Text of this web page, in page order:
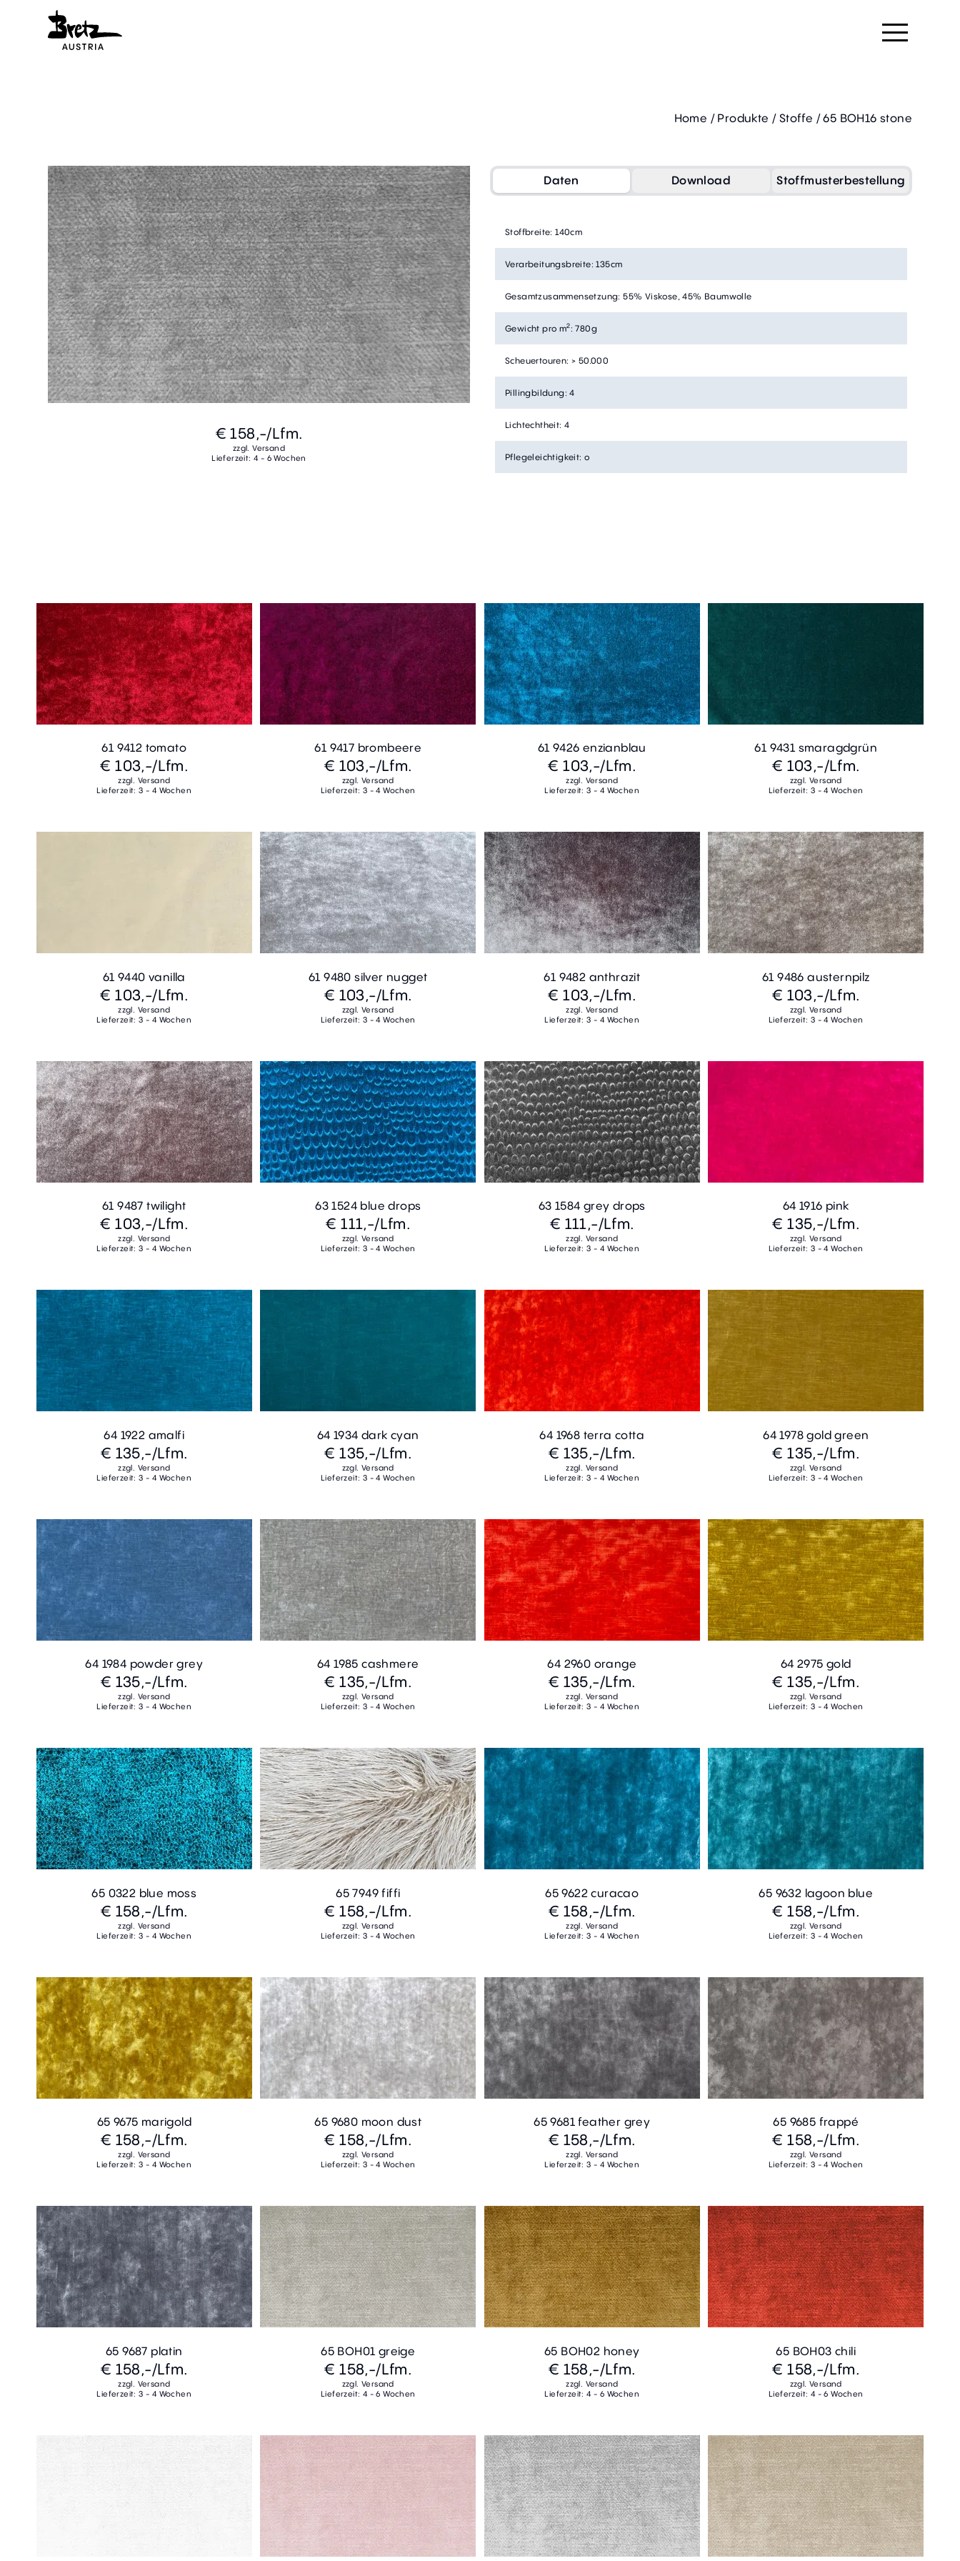
Home / Produkte / Stoffe /65 BOH16 stone
€ 158,-/Lfm.
zzgl. Versand
Lieferzeit: 4 - 6 Wochen
Daten Download Stoffmusterbestellung
Stoffbreite: 140cm
Verarbeitungsbreite: 135cm
Gesamtzusammensetzung: 55% Viskose, 45% Baumwolle
Gewicht pro m2: 780g
Scheuertouren: > 50.000
Pillingbildung: 4
Lichtechtheit: 4
Pflegeleichtigkeit: o
61 9412 tomato
€ 103,-/Lfm.
zzgl. Versand
Lieferzeit: 3 - 4 Wochen
61 9417 brombeere
€ 103,-/Lfm.
zzgl. Versand
Lieferzeit: 3 - 4 Wochen
61 9426 enzianblau
€ 103,-/Lfm.
zzgl. Versand
Lieferzeit: 3 - 4 Wochen
61 9431 smaragdgrün
€ 103,-/Lfm.
zzgl. Versand
Lieferzeit: 3 - 4 Wochen
61 9440 vanilla
€ 103,-/Lfm.
zzgl. Versand
Lieferzeit: 3 - 4 Wochen
61 9480 silver nugget
€ 103,-/Lfm.
zzgl. Versand
Lieferzeit: 3 - 4 Wochen
61 9482 anthrazit
€ 103,-/Lfm.
zzgl. Versand
Lieferzeit: 3 - 4 Wochen
61 9486 austernpilz
€ 103,-/Lfm.
zzgl. Versand
Lieferzeit: 3 - 4 Wochen
61 9487 twilight
€ 103,-/Lfm.
zzgl. Versand
Lieferzeit: 3 - 4 Wochen
63 1524 blue drops
€ 111,-/Lfm.
zzgl. Versand
Lieferzeit: 3 - 4 Wochen
63 1584 grey drops
€ 111,-/Lfm.
zzgl. Versand
Lieferzeit: 3 - 4 Wochen
64 1916 pink
€ 135,-/Lfm.
zzgl. Versand
Lieferzeit: 3 - 4 Wochen
64 1922 amalfi
€ 135,-/Lfm.
zzgl. Versand
Lieferzeit: 3 - 4 Wochen
64 1934 dark cyan
€ 135,-/Lfm.
zzgl. Versand
Lieferzeit: 3 - 4 Wochen
64 1968 terra cotta
€ 135,-/Lfm.
zzgl. Versand
Lieferzeit: 3 - 4 Wochen
64 1978 gold green
€ 135,-/Lfm.
zzgl. Versand
Lieferzeit: 3 - 4 Wochen
64 1984 powder grey
€ 135,-/Lfm.
zzgl. Versand
Lieferzeit: 3 - 4 Wochen
64 1985 cashmere
€ 135,-/Lfm.
zzgl. Versand
Lieferzeit: 3 - 4 Wochen
64 2960 orange
€ 135,-/Lfm.
zzgl. Versand
Lieferzeit: 3 - 4 Wochen
64 2975 gold
€ 135,-/Lfm.
zzgl. Versand
Lieferzeit: 3 - 4 Wochen
65 0322 blue moss
€ 158,-/Lfm.
zzgl. Versand
Lieferzeit: 3 - 4 Wochen
65 7949 fiffi
€ 158,-/Lfm.
zzgl. Versand
Lieferzeit: 3 - 4 Wochen
65 9622 curacao
€ 158,-/Lfm.
zzgl. Versand
Lieferzeit: 3 - 4 Wochen
65 9632 lagoon blue
€ 158,-/Lfm.
zzgl. Versand
Lieferzeit: 3 - 4 Wochen
65 9675 marigold
€ 158,-/Lfm.
zzgl. Versand
Lieferzeit: 3 - 4 Wochen
65 9680 moon dust
€ 158,-/Lfm.
zzgl. Versand
Lieferzeit: 3 - 4 Wochen
65 9681 feather grey
€ 158,-/Lfm.
zzgl. Versand
Lieferzeit: 3 - 4 Wochen
65 9685 frappé
€ 158,-/Lfm.
zzgl. Versand
Lieferzeit: 3 - 4 Wochen
65 9687 platin
€ 158,-/Lfm.
zzgl. Versand
Lieferzeit: 3 - 4 Wochen
65 BOH01 greige
€ 158,-/Lfm.
zzgl. Versand
Lieferzeit: 4 - 6 Wochen
65 BOH02 honey
€ 158,-/Lfm.
zzgl. Versand
Lieferzeit: 4 - 6 Wochen
65 BOH03 chili
€ 158,-/Lfm.
zzgl. Versand
Lieferzeit: 4 - 6 Wochen